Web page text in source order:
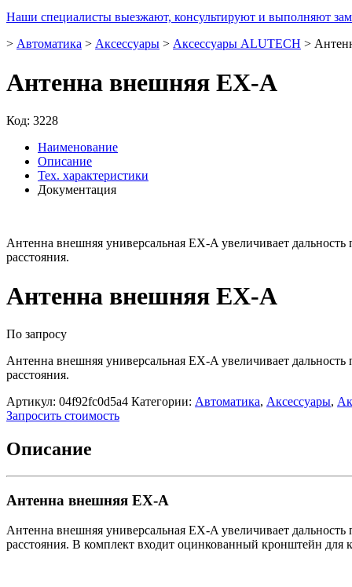
Наши специалисты выезжают, консультируют и выполняют
> Автоматика > Аксессуары > Аксессуары ALUTECH >
Антенна внешняя EX-A
Код: 3228
Наименование
Описание
Тех. характеристики
Документация
Антенна внешняя универсальная EX-A увеличивает
расстояния.
Антенна внешняя EX-A
По запросу
Антенна внешняя универсальная EX-A увеличивает
расстояния.
Артикул: 04f92fc0d5a4 Категории: Автоматика, Аксессуары,
Запросить стоимость
Описание
Антенна внешняя EX-A
Антенна внешняя универсальная EX-A увеличивает
расстояния. В комплект входит оцинкованный кронштейн для